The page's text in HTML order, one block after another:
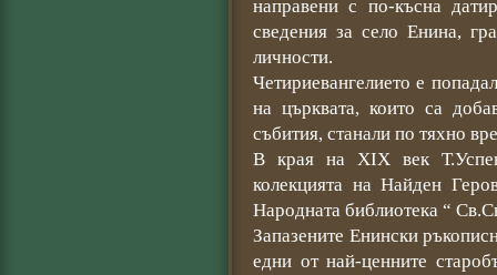
направени с по-късна
сведения за село Енина,
личности.
Четириевангелието е
на църквата, които са
събития, станали по тяхно
В края на ХІХ век
колекцията на Найден
Народната библиотека “
Запазените Енински
едни от най-ценните